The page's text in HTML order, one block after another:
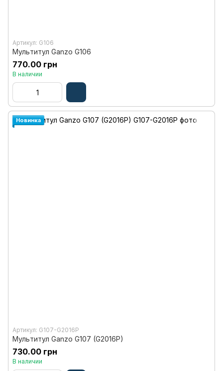
Артикул: G106
Мультитул Ganzo G106
770.00 грн
В наличии
Новинка
Артикул: G107-G2016P
Мультитул Ganzo G107 (G2016P)
730.00 грн
В наличии